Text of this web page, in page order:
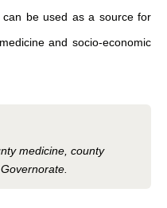
be used as a source for
and socio-economic
medicine, county